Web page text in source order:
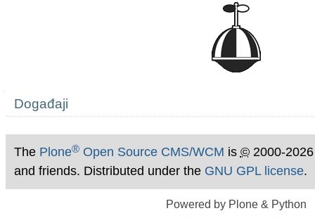
Događaji
The Plone®Open Source CMS/WCM is ©2000-
and friends. Distributed under the GNU GPL license.
Powered by Plone & Python